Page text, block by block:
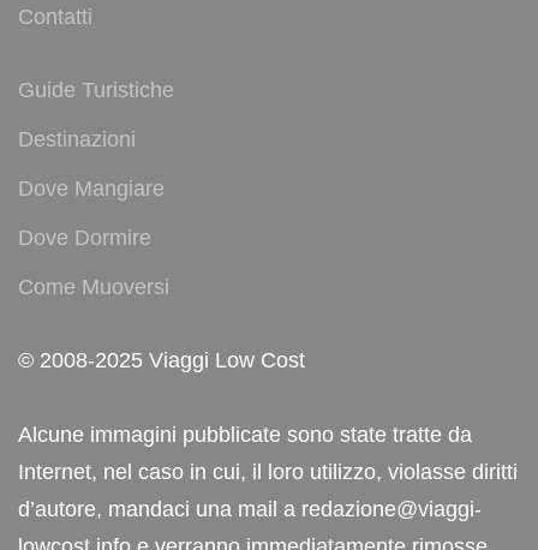
Contatti
Guide Turistiche
Destinazioni
Dove Mangiare
Dove Dormire
Come Muoversi
© 2008-2025 Viaggi Low Cost
Alcune immagini pubblicate sono state tratte da
Internet, nel caso in cui, il loro utilizzo, violasse diritti
d’autore, mandaci una mail a redazione@viaggi-